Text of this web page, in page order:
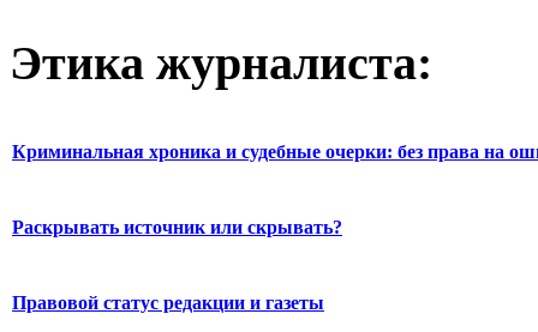
Этика журналиста:
Криминальная хроника и судебные очерки: без права на
Раскрывать источник или скрывать?
Правовой статус редакции и газеты